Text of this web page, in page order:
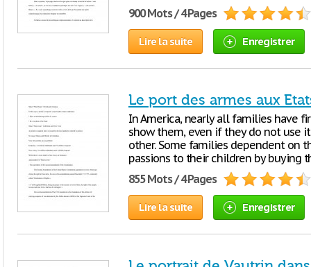
900 Mots / 4 Pages
Lire la suite Enregistrer
Le port des armes aux
In America, nearly all families have
show them, even if they do not use
other. Some families dependent on
passions to their children by buying
855 Mots / 4 Pages
Lire la suite Enregistrer